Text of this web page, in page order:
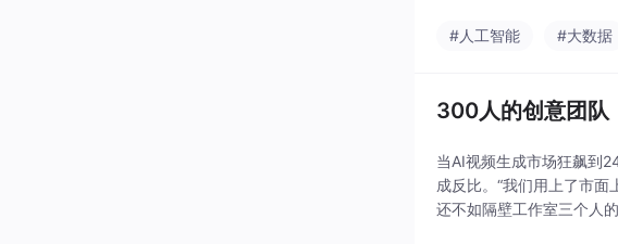
#人工智能 #大数据
300人的创意团队
当AI视频生成市场狂飙到
成反比。“我们用上了市
还不如隔壁工作室三个人